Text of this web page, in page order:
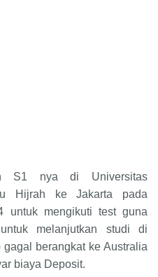
S1 nya di Universitas
Hijrah ke Jakarta pada
untuk mengikuti test guna
melanjutkan studi di
berangkat ke Australia
biaya Deposit.